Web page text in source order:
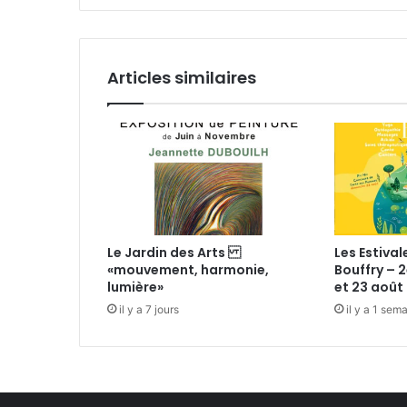
io
n
c
i
p
l
e
Articles similaires
Le Jardin des Arts
«mouvement, harmonie,
lumière»
il y a 7 jours
Les
Bouffry –
et 23 août
il y a 1